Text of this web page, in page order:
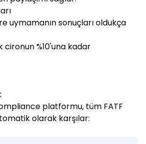
uymamanın sonuçları oldukça
cironun %10'una kadar
platformu, tüm FATF
olarak karşılar: